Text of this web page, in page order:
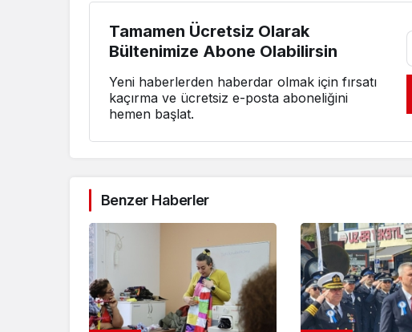
Tamamen Ücretsiz Olarak
Bültenimize Abone Olabilirsin
Yeni haberlerden haberdar olmak için fırsatı
kaçırma ve ücretsiz e-posta aboneliğini
hemen başlat.
Benzer Haberler